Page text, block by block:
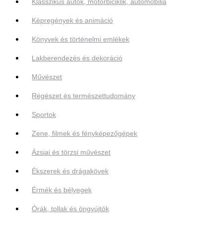
Klasszikus autók, motorbiciklik, automobilia
Képregények és animáció
Könyvek és történelmi emlékek
Lakberendezés és dekoráció
Művészet
Régészet és természettudomány
Sportok
Zene, filmek és fényképezőgépek
Ázsiai és törzsi művészet
Ékszerek és drágakövek
Érmék és bélyegek
Órák, tollak és öngyújtók